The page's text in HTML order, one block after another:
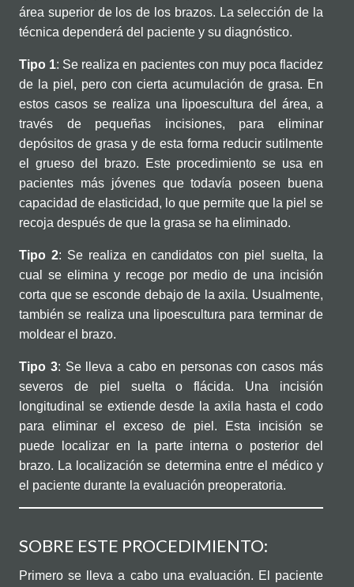
área superior de los de los brazos. La selección de la
técnica dependerá del paciente y su diagnóstico.
Tipo 1: Se realiza en pacientes con muy poca flacidez
de la piel, pero con cierta acumulación de grasa. En
estos casos se realiza una lipoescultura del área, a
través de pequeñas incisiones, para eliminar
depósitos de grasa y de esta forma reducir sutilmente
el grueso del brazo. Este procedimiento se usa en
pacientes más jóvenes que todavía poseen buena
capacidad de elasticidad, lo que permite que la piel se
recoja después de que la grasa se ha eliminado.
Tipo 2: Se realiza en candidatos con piel suelta, la
cual se elimina y recoge por medio de una incisión
corta que se esconde debajo de la axila. Usualmente,
también se realiza una lipoescultura para terminar de
moldear el brazo.
Tipo 3: Se lleva a cabo en personas con casos más
severos de piel suelta o flácida. Una incisión
longitudinal se extiende desde la axila hasta el codo
para eliminar el exceso de piel. Esta incisión se
puede localizar en la parte interna o posterior del
brazo. La localización se determina entre el médico y
el paciente durante la evaluación preoperatoria.
SOBRE ESTE PROCEDIMIENTO:
Primero se lleva a cabo una evaluación. El paciente